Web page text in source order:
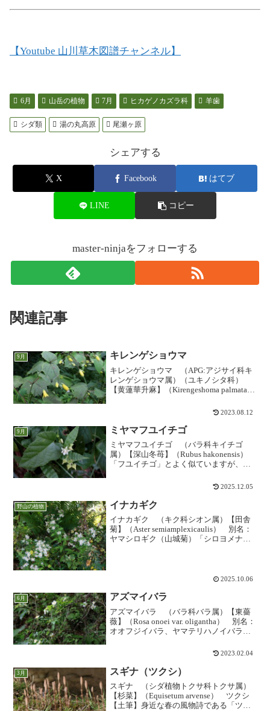
【Youtube 山川草木図譜チャンネル】
6月 山岳の植物 7月 ヒカゲノカズラ科 羊歯
シダ類 湯の丸高原 尾瀬ヶ原
シェアする
X Facebook はてブ
LINE コピー
master-ninjaをフォローする
関連記事
9月 キレンゲショウマ
キレンゲショウマ （APG:アジサイ科キ
レンゲショウマ属）（ユキノシタ科）
【黄蓮華升麻】（Kirengeshoma palmata）
という名前ですが、ちっとも似ていませ
ん。種類としてもキンポウゲ科ではなく...
2023.08.12
9月 ミヤマフユイチゴ
ミヤマフユイチゴ （バラ科キイチゴ
属）【深山冬苺】（Rubus hakonensis）
「フユイチゴ」とよく似ていますが、や
やや細長くごく浅い3～5裂となります。
状になり...
2025.12.05
野山の植物 イナカギク
イナカギク （キク科シオン属）【田舎
菊】（Aster semiamplexicaulis） 別名：
ヤマシロギク（山城菊）「シロヨメナ」
2025.10.06
6月 アズマイバラ
アズマイバラ （バラ科バラ属）【東薔
薇】（Rosa onoei var. oligantha） 別名：
オオフジイバラ、ヤマテリハノイバラ
に生えますが、ノイバラよりも花が少な
2023.02.04
3月 スギナ（ツクシ）
スギナ （シダ植物トクサ科トクサ属）
【杉菜】（Equisetum arvense） ツクシ
【土筆】身近な春の風物詩である「ツク